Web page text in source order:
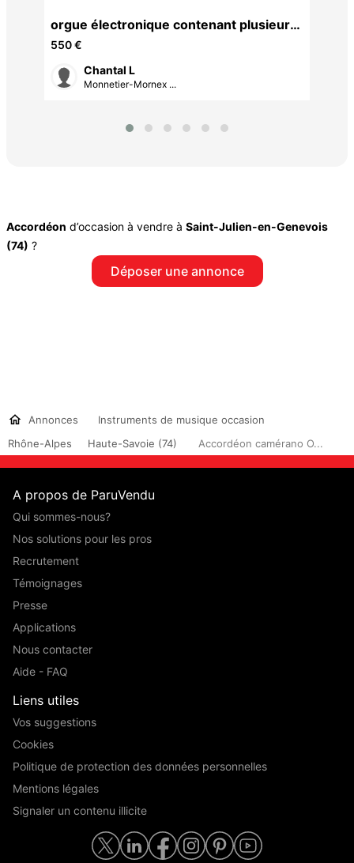
orgue électronique contenant plusieurs
sonorités
550 €
Chantal L
Monnetier-Mornex ...
Accordéon d’occasion à vendre à Saint-Julien-en-Genevois
(74) ?
Déposer une annonce
Annonces
Instruments de musique occasion
Rhône-Alpes
Haute-Savoie (74) Accordéon camérano O...
A propos de ParuVendu
Qui sommes-nous?
Nos solutions pour les pros
Recrutement
Témoignages
Presse
Applications
Nous contacter
Aide - FAQ
Liens utiles
Vos suggestions
Cookies
Politique de protection des données personnelles
Mentions légales
Signaler un contenu illicite